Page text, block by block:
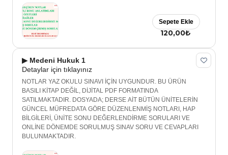
120,00₺
Sepete Ekle
▶ Medeni Hukuk 1
Detaylar için tıklayınız
NOTLAR YAZ OKULU SINAVI İÇİN UYGUNDUR. BU ÜRÜN
BASILI KİTAP DEĞİL, DİJİTAL PDF FORMATINDA
SATILMAKTADIR. DOSYADA; DERSE AİT BÜTÜN ÜNİTELERİN
GÜNCEL MÜFREDATA GÖRE DÜZENLENMİŞ NOTLARI, HAP
BİLGİLERİ, ÜNİTE SONU DEĞERLENDİRME SORULARI VE
ONLİNE DÖNEMDE SORULMUŞ SINAV SORU VE CEVAPLARI
BULUNMAKTADIR.